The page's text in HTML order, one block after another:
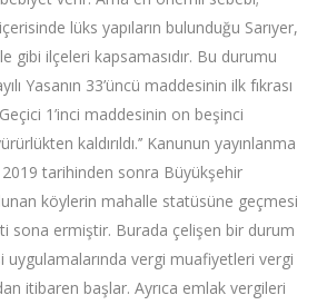
lüks yapıların bulunduğu Sarıyer,
gibi ilçeleri kapsamasıdır. Bu durumu
Yasanın 33’üncü maddesinin ilk fıkrası
1’inci maddesinin on beşinci
kaldırıldı.’’ Kanunun yayınlanma
tarihinden sonra Büyükşehir
köylerin mahalle statüsüne geçmesi
sona ermiştir. Burada çelişen bir durum
vergi muafiyetleri vergi
itibaren başlar. Ayrıca emlak vergileri